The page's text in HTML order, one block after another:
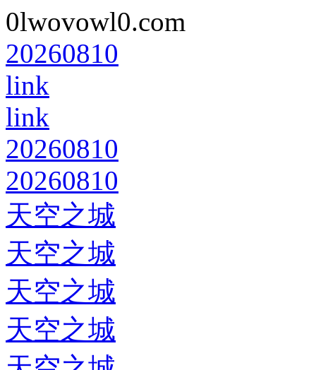
0lwovowl0.com
20260810
link
link
20260810
20260810
天空之城
天空之城
天空之城
天空之城